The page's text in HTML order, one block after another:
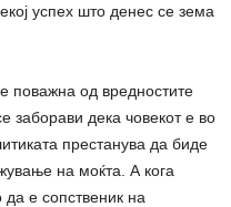
успех што денес се зема
поважна од вредностите
заборави дека човекот е во
престанува да биде
на моќта. А кога
да е сопственик на